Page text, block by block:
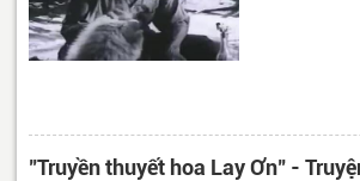
"Truyền thuyết hoa Lay Ơn" -